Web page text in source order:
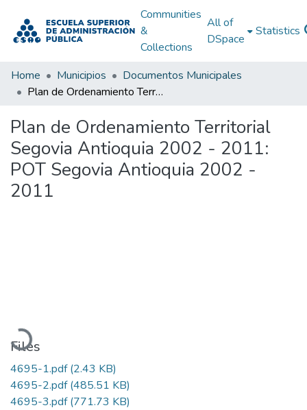
Communities
&
Collections
All of
DSpace
Statistics
Home Municipios
Documentos Municipales
Plan de Ordenamiento Territorial Segovia Antioquia 2002 - 2011: POT Segovia Antioquia 2002 - 2011
Plan de Ordenamiento Territorial
Segovia Antioquia 2002 - 2011:
POT Segovia Antioquia 2002 -
2011
Loading...
Files
4695-1.pdf(2.43 KB)
4695-2.pdf(485.51 KB)
4695-3.pdf(771.73 KB)